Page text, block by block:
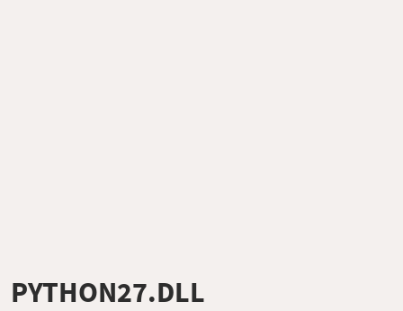
PYTHON27.DLL